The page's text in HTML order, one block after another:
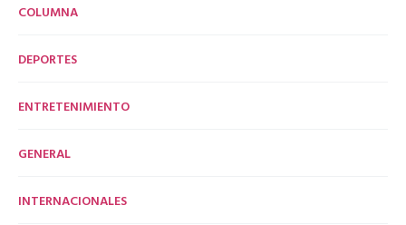
COLUMNA
DEPORTES
ENTRETENIMIENTO
GENERAL
INTERNACIONALES